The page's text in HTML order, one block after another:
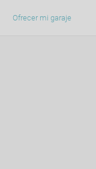
Ofrecer mi garaje